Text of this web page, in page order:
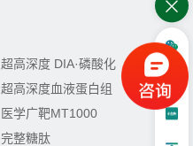
超高深度 DIA·磷酸化
超高深度血液蛋白组
医学广靶MT1000
完整糖肽